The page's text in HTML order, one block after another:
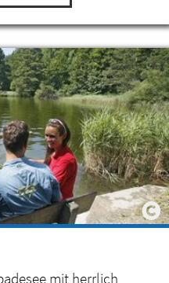
mit herrlich